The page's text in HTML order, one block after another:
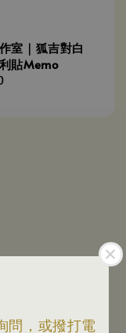
問，或撥打電
室｜狐吉對白
貼Memo